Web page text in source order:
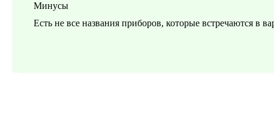
Минусы
Есть не все названия приборов, которые встречаются в